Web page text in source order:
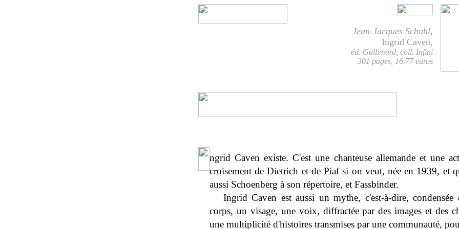
Jean-Jacques Schuhl,
Ingrid Caven,
éd. Gallimard, coll. Infini
301 pages, 16.77 euros
ngrid Caven existe. C'est une chanteuse allemande et une
croisement de Dietrich et de Piaf si on veut, née en 1939, et
aussi Schoenberg à son répertoire, et Fassbinder.
Ingrid Caven est aussi un mythe, c'est-à-dire, condensée
corps, un visage, une voix, diffractée par des images et des
une multiplicité d'histoires transmises par une communauté,